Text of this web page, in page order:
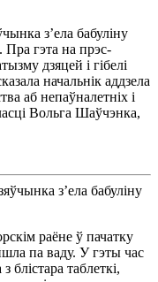
з’ела бабуліну
Пра гэта на прэс-
дзяцей і гібелі
начальнік аддзела
аб непаўналетніх і
Вольга Шаўчэнка,
раёне ў пачатку
па ваду. У гэты час
блістара таблеткі,